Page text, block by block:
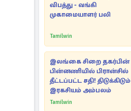
விபத்து - வங்கி
முகாமையாளர் பலி
Tamilwin
இலங்கை சிறை தகர்பின்
பின்னணியில் பிரான்சில்
தீட்டப்பட்ட சதி! திடுக்கிடும்
இரகசியம் அம்பலம்
Tamilwin